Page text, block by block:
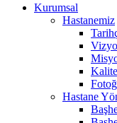
Kurumsal
Hastanemiz
Hastane